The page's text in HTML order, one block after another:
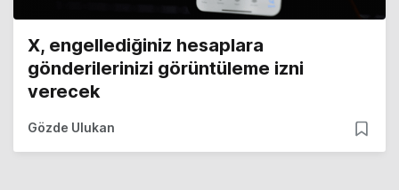
X, engellediğiniz hesaplara
gönderilerinizi görüntüleme izni
verecek
Gözde Ulukan